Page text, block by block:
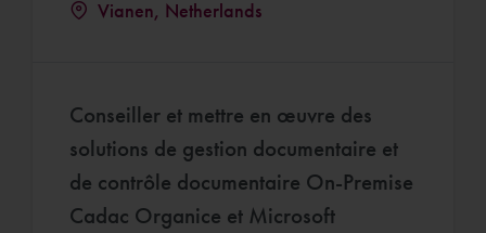
Vianen, Netherlands
Conseiller et mettre en œuvre des
solutions de gestion documentaire et
de contrôle documentaire On-Premise
Cadac Organice et Microsoft